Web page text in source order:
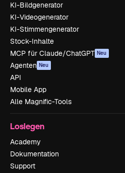
KI-Bildgenerator
KI-Videogenerator
KI-Stimmengenerator
Stock-Inhalte
MCP für Claude/ChatGPT Neu
Agenten Neu
API
Mobile App
Alle Magnific-Tools
Loslegen
Academy
Dokumentation
Support